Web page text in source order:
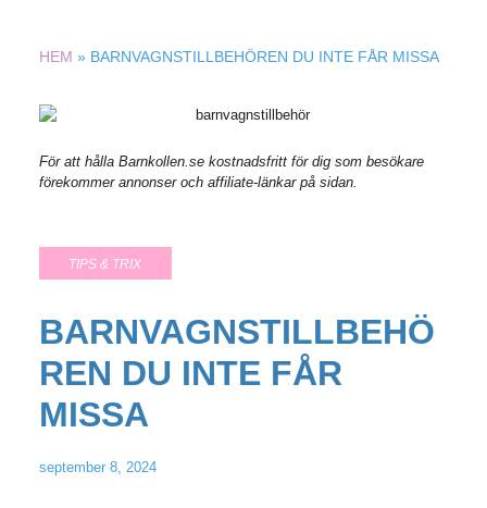
HEM » BARNVAGNSTILLBEHÖREN DU INTE FÅR MISSA
För att hålla Barnkollen.se kostnadsfritt för dig som besökare
förekommer annonser och affiliate-länkar på sidan.
TIPS & TRIX
BARNVAGNSTILLBEHÖ
REN DU INTE FÅR
MISSA
september 8, 2024